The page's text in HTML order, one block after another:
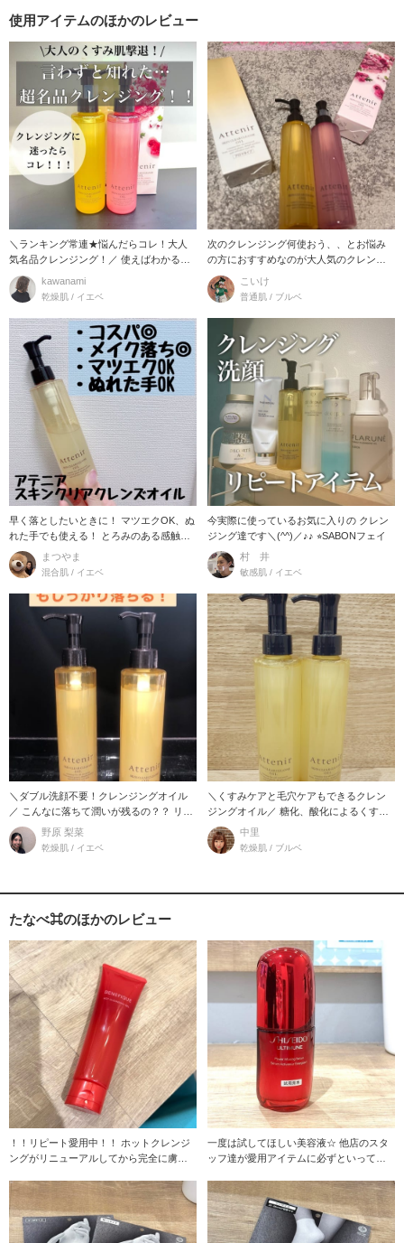
使用アイテムのほかのレビュー
＼ランキング常連★悩んだらコレ！大人
気名品クレンジング！／ 使えばわかる人
気の秘密。リピ
kawanami
乾燥肌 / イエベ
次のクレンジング何使おう、、とお悩み
の方におすすめなのが大人気のクレンジ
ング、アテニアスキ
こいけ
普通肌 / ブルベ
早く落としたいときに！ マツエクOK、ぬ
れた手でも使える！ とろみのある感触
と、アロマの香
まつやま
混合肌 / イエベ
今実際に使っているお気に入りの クレン
ジング達です＼(^^)／♪♪ ⭐︎SABONフェイ
村 井
敏感肌 / イエベ
＼ダブル洗顔不要！クレンジングオイル
／ こんなに落ちて潤いが残るの？？ リー
ズナブ
野原 梨菜
乾燥肌 / イエベ
＼くすみケアと毛穴ケアもできるクレン
ジングオイル／ 糖化、酸化によるくすみ
や毛穴ケア
中里
乾燥肌 / ブルベ
たなべ⌘のほかのレビュー
！！リピート愛用中！！ ホットクレンジ
ングがリニューアルしてから完全に虜で
一度は試してほしい美容液☆ 他店のスタ
ッフ達が愛用アイテムに必ずといってい